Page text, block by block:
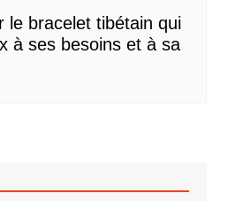
le bracelet tibétain qui
à ses besoins et à sa